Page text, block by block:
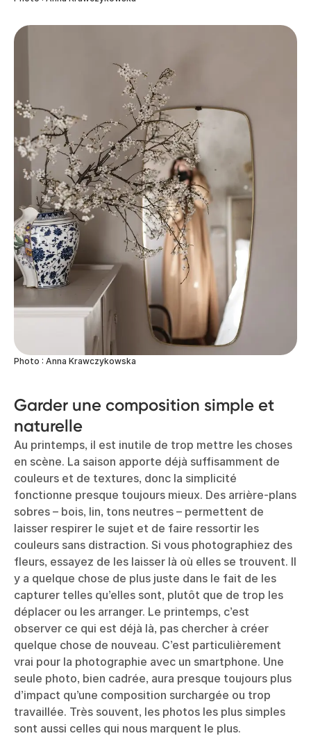
Photo : Anna Krawczykowska
Garder une composition simple et
naturelle
Au printemps, il est inutile de trop mettre les choses
en scène. La saison apporte déjà suffisamment de
couleurs et de textures, donc la simplicité
fonctionne presque toujours mieux. Des arrière-plans
sobres – bois, lin, tons neutres – permettent de
laisser respirer le sujet et de faire ressortir les
couleurs sans distraction. Si vous photographiez des
fleurs, essayez de les laisser là où elles se trouvent. Il
y a quelque chose de plus juste dans le fait de les
capturer telles qu’elles sont, plutôt que de trop les
déplacer ou les arranger. Le printemps, c’est
observer ce qui est déjà là, pas chercher à créer
quelque chose de nouveau. C’est particulièrement
vrai pour la photographie avec un smartphone. Une
seule photo, bien cadrée, aura presque toujours plus
d’impact qu’une composition surchargée ou trop
travaillée. Très souvent, les photos les plus simples
sont aussi celles qui nous marquent le plus.